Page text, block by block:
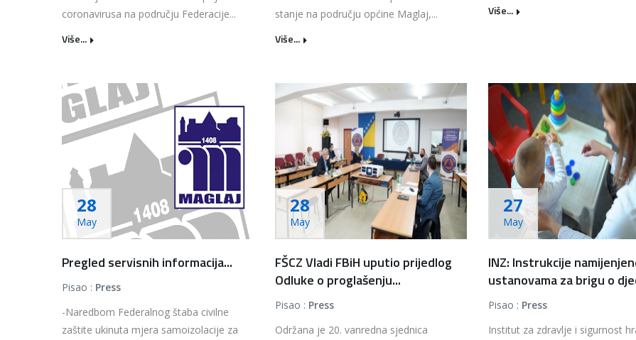
coronavirusa na području Federacije...
Više...
stanje na području općine Maglaj,...
Više...
Više...
28
May
Pregled servisnih informacija...
Pisao : Press
-Naredbom Federalnog štaba civilne
zaštite ukinuta mjera samoizolacije za
28
May
FŠCZ Vladi FBiH uputio prijedlog
Odluke o proglašenju...
Pisao : Press
Održana je 20. vanredna sjednica
27
May
INZ: Instrukcije
ustanovama za brigu o
Pisao : Press
Institut za zdravlje i sigurnost